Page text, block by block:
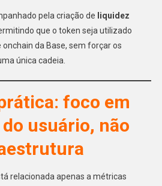
pela criação de liquidez
que o token seja utilizado
da Base, sem forçar os
única cadeia.
foco em
usuário, não
relacionada apenas a métricas